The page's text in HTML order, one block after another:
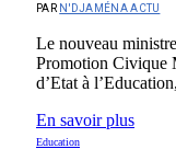
PAR N'DJAMÉNA ACTU
Le nouveau
Promotion Civique
d’Etat à
En savoir plus
Education